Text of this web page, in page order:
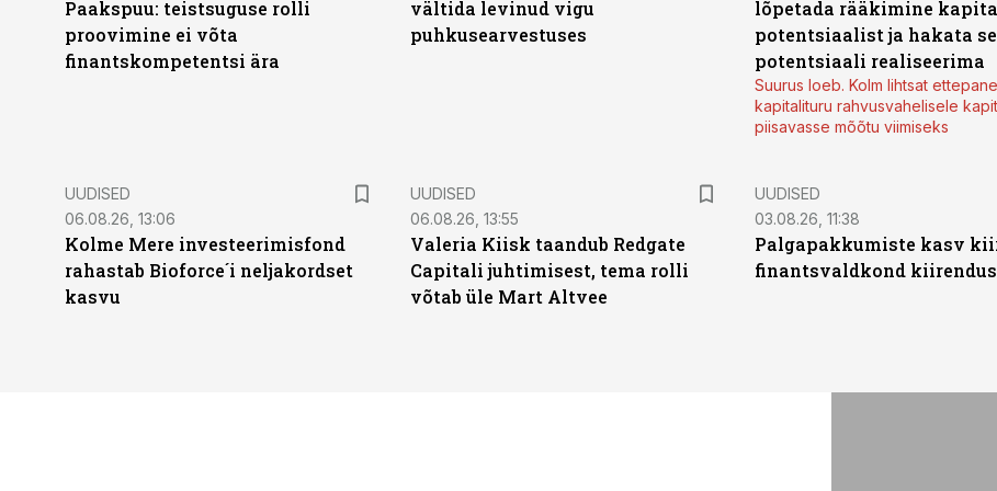
Paakspuu: teistsuguse rolli
proovimine ei võta
finantskompetentsi ära
vältida levinud vigu
puhkusearvestuses
lõpetada rääkimine
potentsiaalist ja hakata
potentsiaali realiseerima
Suurus loeb. Kolm lihtsat
kapitalituru rahvusvahelisele
piisavasse mõõtu viimiseks
UUDISED
06.08.26, 13:06
Kolme Mere investeerimisfond
rahastab Bioforce´i neljakordset
kasvu
UUDISED
06.08.26, 13:55
Valeria Kiisk taandub Redgate
Capitali juhtimisest, tema rolli
võtab üle Mart Altvee
UUDISED
03.08.26, 11:38
Palgapakkumiste kasv
finantsvaldkond